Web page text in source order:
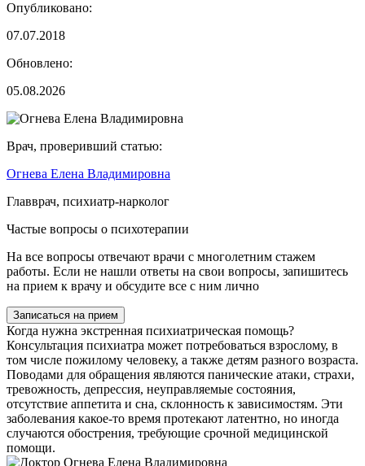
Опубликовано:
07.07.2018
Обновлено:
05.08.2026
Врач, проверивший статью:
Огнева Елена Владимировна
Главврач, психиатр-нарколог
Частые вопросы о психотерапии
На все вопросы отвечают врачи с многолетним стажем
работы. Если не нашли ответы на свои вопросы, запишитесь
на прием к врачу и обсудите все с ним лично
Записаться на прием
Когда нужна экстренная психиатрическая помощь?
Консультация психиатра может потребоваться взрослому, в
том числе пожилому человеку, а также детям разного возраста.
Поводами для обращения являются панические атаки, страхи,
тревожность, депрессия, неуправляемые состояния,
отсутствие аппетита и сна, склонность к зависимостям. Эти
заболевания какое-то время протекают латентно, но иногда
случаются обострения, требующие срочной медицинской
помощи.